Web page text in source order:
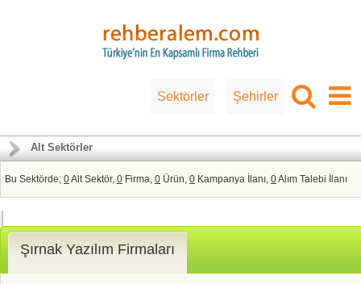
Sektörler Şehirler
Alt Sektörler
Bu Sektörde; 0Alt Sektör, 0 Firma, 0 Ürün, 0 Kampanya İlanı, 0Alım Talebi İlanı
Şırnak Yazılım Firmaları